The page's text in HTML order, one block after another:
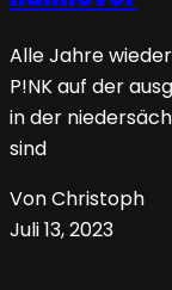
Alle Jahre
P!NK auf der
in der
sind
Von Christoph
Juli 13, 2023